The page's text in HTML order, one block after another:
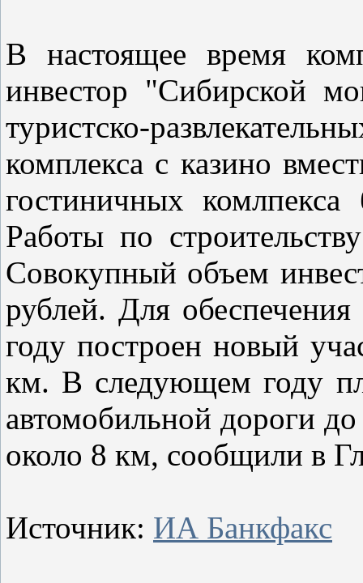
В настоящее время
инвестор "Сибирской
туристско-
комплекса с казино
гостиничных
Работы по
Совокупный объем
рублей. Для
году построен новый
км. В следующем году
автомобильной дороги
около 8 км, сообщили в
Источник: ИА Банкфакс